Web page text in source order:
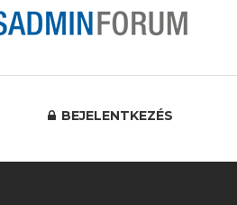
BEJELENTKEZÉS